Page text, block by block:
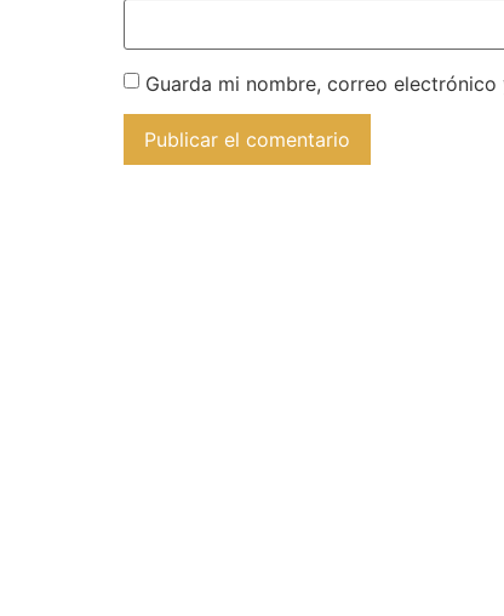
Guarda mi nombre, correo